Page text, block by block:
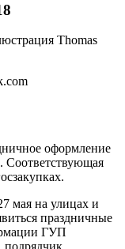
оформление
Соответствующая
мая на улицах и
праздничные
ГУП